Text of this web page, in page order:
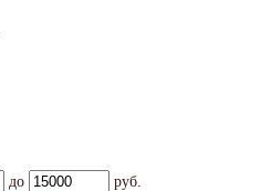
до
руб.